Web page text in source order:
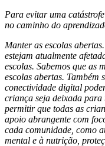
Para evitar uma
no caminho do
Manter as escolas
estejam atualmente
escolas. Sabemos que as
escolas abertas. Também
conectividade digital
criança seja deixada para
permitir que todas as
apoio abrangente com
cada comunidade, como
mental e à nutrição,